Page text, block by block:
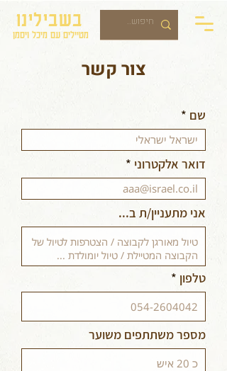
בשבילינו
מטיילים עם מיכל ויסמן
צור קשר
שם
דואר אלקטרוני
אני מתעניין/ת ב...
טלפון
מספר משתתפים משוער